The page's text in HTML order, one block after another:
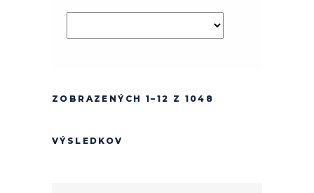
ZOBRAZENÝCH 1–12 Z 1048
VÝSLEDKOV